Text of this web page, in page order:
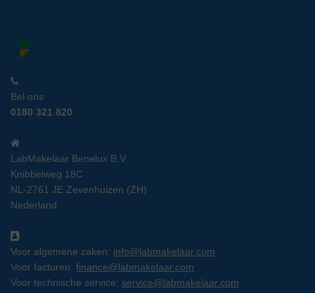
Bel ons
0180 321 820
LabMakelaar Benelux B.V.
Knibbelweg 18C
NL-2761 JE Zevenhuizen (ZH)
Nederland
Voor algemene zaken: info@labmakelaar.com
Voor facturen: finance@labmakelaar.com
Voor technische service: service@labmakelaar.com